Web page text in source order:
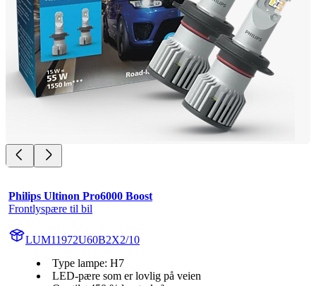
Philips Ultinon Pro6000 Boost
Frontlyspære til bil
LUM11972U60B2X2/10
Type lampe: H7
LED-pære som er lovlig på veien